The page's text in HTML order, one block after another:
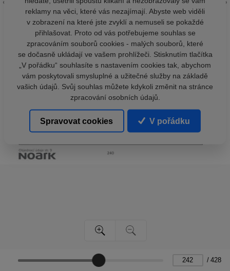
/ 428
reklamy na věci, které vás nezajímají. Abyste web viděli
v zobrazení na které jste zvyklí a nemuseli se pokaždé
přihlašovat. Proto od vás potřebujeme souhlas se
zpracováním souborů cookies - malých souborů, které
se dočasně ukládají ve vašem prohlížeči. Stisknutím tlačítka
„V pořádku“ souhlasíte s nastavením cookies tak, abychom
vám poskytovali smysluplné a užitečné služby na základě
vašich údajů. Svůj souhlas můžete kdykoli změnit na stránce
zpracování osobních údajů.
Spravovat cookies V pořádku